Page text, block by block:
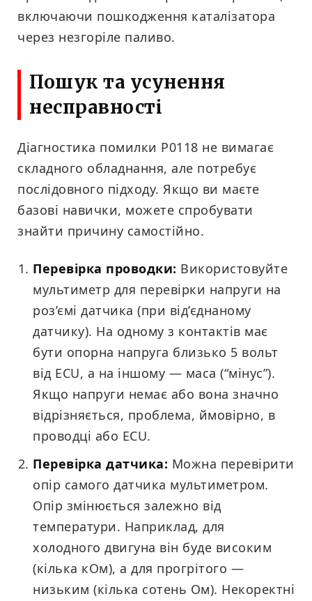
включаючи пошкодження каталізатора
через незгоріле паливо.
Пошук та усунення
несправності
Діагностика помилки P0118 не вимагає
складного обладнання, але потребує
послідовного підходу. Якщо ви маєте
базові навички, можете спробувати
знайти причину самостійно.
Перевірка проводки: Використовуйте
мультиметр для перевірки напруги на
роз’ємі датчика (при від’єднаному
датчику). На одному з контактів має
бути опорна напруга близько 5 вольт
від ECU, а на іншому — маса (“мінус”).
Якщо напруги немає або вона значно
відрізняється, проблема, ймовірно, в
проводці або ECU.
Перевірка датчика: Можна перевірити
опір самого датчика мультиметром.
Опір змінюється залежно від
температури. Наприклад, для
холодного двигуна він буде високим
(кілька кОм), а для прогрітого —
низьким (кілька сотень Ом). Некоректні